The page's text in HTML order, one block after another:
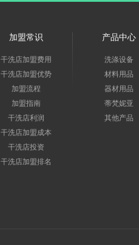
加盟常识
干洗店加盟费用
干洗店加盟优势
加盟流程
加盟指南
干洗店利润
干洗店加盟成本
干洗店投资
干洗店加盟排名
产品中心
洗涤设备
材料用品
器材用品
蒂梵妮亚
其他产品